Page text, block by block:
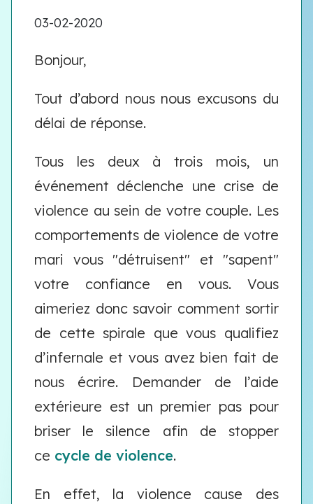
03-02-2020
Bonjour,
Tout d’abord nous nous excusons du
délai de réponse.
Tous les deux à trois mois, un
événement déclenche une crise de
violence au sein de votre couple. Les
comportements de violence de votre
mari vous "détruisent" et "sapent"
votre confiance en vous. Vous
aimeriez donc savoir comment sortir
de cette spirale que vous qualifiez
d’infernale et vous avez bien fait de
nous écrire. Demander de l’aide
extérieure est un premier pas pour
briser le silence afin de stopper
ce cycle de violence.
En effet, la violence cause des